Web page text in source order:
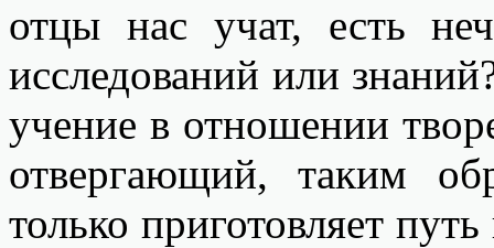
отцы нас учат, есть
исследований или
учение в отношении
отвергающий, таким
только приготовляет